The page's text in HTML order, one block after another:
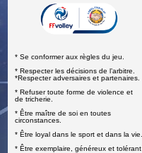
* Se conformer aux règles du jeu.
* Respecter les décisions de l’arbitre.
*Respecter adversaires et partenaires.
* Refuser toute forme de violence et
de tricherie.
* Être maître de soi en toutes
circonstances.
* Être loyal dans le sport et dans la vie.
* Être exemplaire, généreux et tolérant